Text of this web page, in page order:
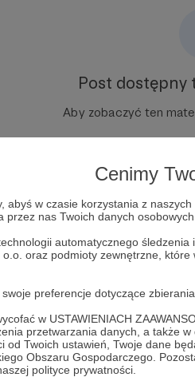
Cenimy
abyś w czasie korzystania z
nas Twoich danych osobowych.
automatycznego
oraz podmioty zewnętrzne,
preferencje dotyczące
w USTAWIENIACH
przetwarzania danych, a także
od Twoich ustawień, Twoje dane
Obszaru Gospodarczego.
polityce prywatności.
Post dostępny
Aby zobaczyć ten
Prysznic